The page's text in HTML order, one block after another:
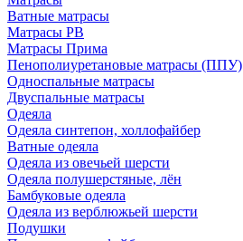
Ватные матрасы
Матрасы РВ
Матрасы Прима
Пенополиуретановые матрасы (ППУ)
Односпальные матрасы
Двуспальные матрасы
Одеяла
Одеяла синтепон, холлофайбер
Ватные одеяла
Одеяла из овечьей шерсти
Одеяла полушерстяные, лён
Бамбуковые одеяла
Одеяла из верблюжьей шерсти
Подушки